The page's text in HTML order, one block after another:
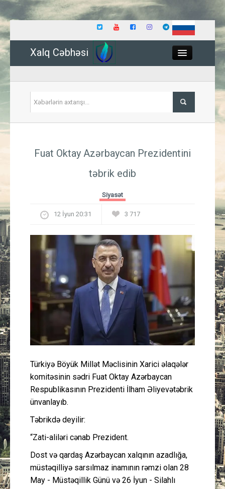
Xalq Cəbhəsi
İqtisadiyyat
Güney Azərbaycan
Mədəniyyət
Müsahibə
İdman
Layihə
Gündəm
Cəmiyyət
Fuat Oktay Azərbaycan Prezidentini
təbrik edib
Siyasət
12 İyun 20:31 3 717
Türkiyə Böyük Millət Məclisinin Xarici əlaqələr
komitəsinin sədri Fuat Oktay Azərbaycan
Respublikasının Prezidenti İlham Əliyevətəbrik
ünvanlayıb.
Təbrikdə deyilir:
“Zati-aliləri cənab Prezident.
Dost və qardaş Azərbaycan xalqının azadlığa,
müstəqilliyə sarsılmaz inamının rəmzi olan 28
May - Müstəqillik Günü və 26 İyun - Silahlı